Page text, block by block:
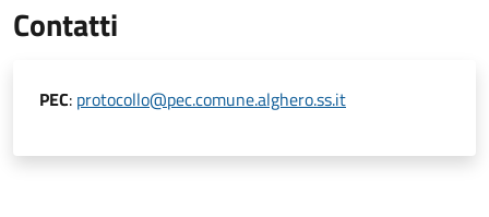
Contatti
PEC: protocollo@pec.comune.alghero.ss.it